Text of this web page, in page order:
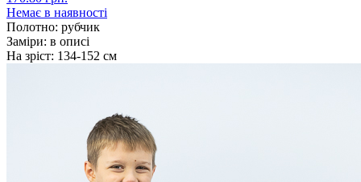
Немає в наявності
Полотно: рубчик
Заміри: в описі
На зріст: 134-152 см